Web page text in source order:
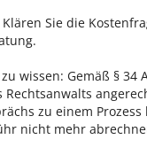
Sie die
wissen: Gemäß § 34
Rechtsanwalts
zu einem
nicht mehr